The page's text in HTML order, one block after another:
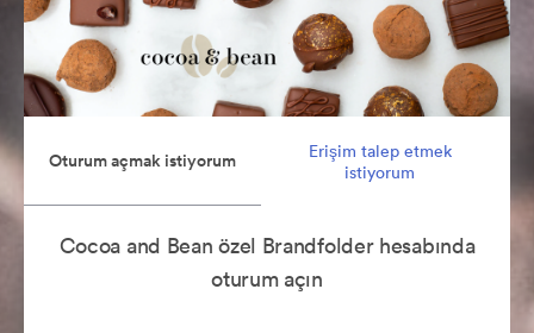
Oturum açmak istiyorum
Erişim talep etmek
istiyorum
Cocoa and Bean özel Brandfolder hesabında
oturum açın